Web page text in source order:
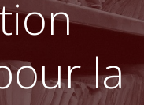
la